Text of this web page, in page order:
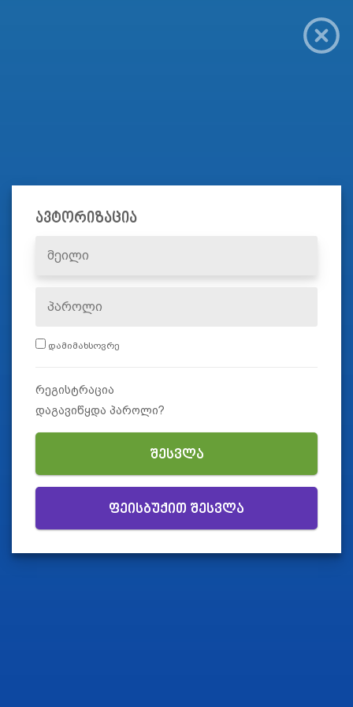
ავტორიზაცია
დამიმახსოვრე
რეგისტრაცია
დაგავიწყდა პაროლი?